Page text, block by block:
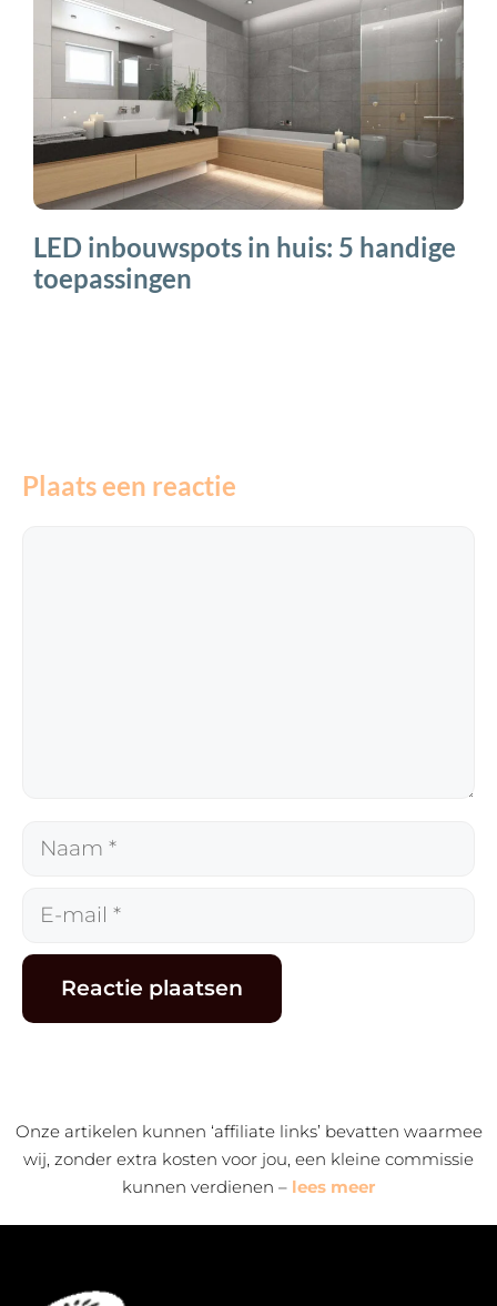
LED inbouwspots in huis: 5 handige
toepassingen
Plaats een reactie
Naam
E-
Onze artikelen kunnen ‘affiliate links’ bevatten waarmee
wij, zonder extra kosten voor jou, een kleine commissie
kunnen verdienen – lees meer